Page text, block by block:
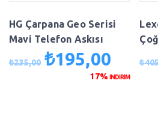
HG Çarpana Geo Serisi
Mavi Telefon Askısı
₺235,00 Orijinal
₺195,00
andaki
17% İNDİRİM
₺